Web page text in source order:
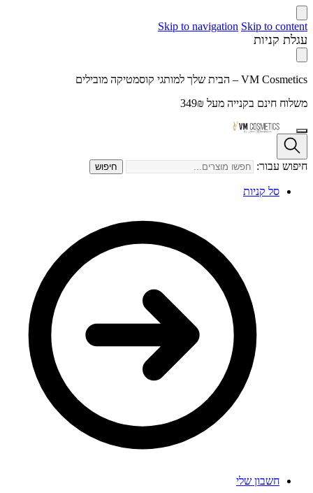
Skip to navigation Skip to content
עגלת קניות
VM Cosmetics – הבית שלך למותגי קוסמטיקה מובילים
משלוח חינם בקנייה מעל 349₪
חיפוש עבור: חיפוש
סל קניות
חשבון שלי